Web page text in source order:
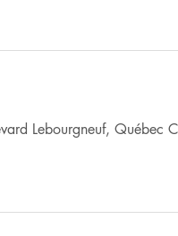
Lebourgneuf, Québec